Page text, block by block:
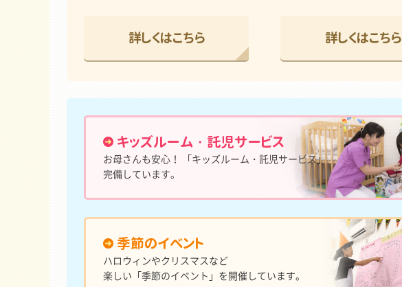
詳しくはこちら 詳しくはこちら
キッズルーム・託児サービス
お母さんも安心！ 「キッズルーム・託児サービス」
完備しています。
季節のイベント
ハロウィンやクリスマスなど
楽しい「季節のイベント」を開催しています。